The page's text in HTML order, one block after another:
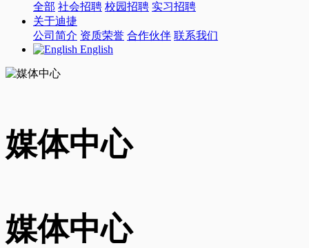
全部 社会招聘 校园招聘 实习招聘
关于迪捷
公司简介 资质荣誉 合作伙伴 联系我们
English
媒体中心
媒体中心